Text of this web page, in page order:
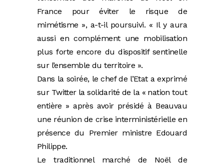
France pour éviter le risque de
mimétisme », a-t-il poursuivi. « Il y aura
aussi en complément une mobilisation
plus forte encore du dispositif sentinelle
sur l’ensemble du territoire ».
Dans la soirée, le chef de l’Etat a exprimé
sur Twitter la solidarité de la « nation tout
entière » après avoir présidé à Beauvau
une réunion de crise interministérielle en
présence du Premier ministre Edouard
Philippe.
Le traditionnel marché de Noël de